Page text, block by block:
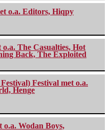
o.a. Editors, Hiqpy
The Casualties, Hot
Back, The Exploited
Festival met o.a.
Henge
o.a. Wodan Boys,